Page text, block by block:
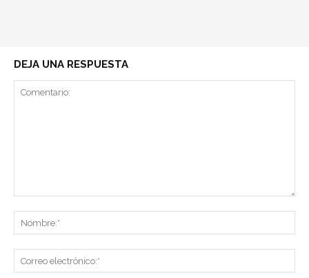
DEJA UNA RESPUESTA